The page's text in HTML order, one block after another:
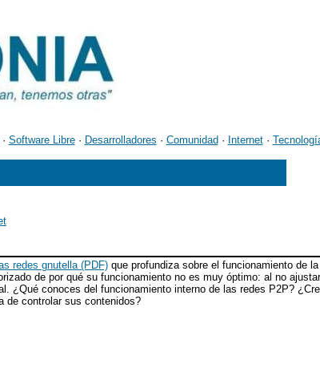
Software Libre· Desarrolladores · Comunidad · Internet·
redes gnutella (PDF) que profundiza sobre el funcionamiento de
de por qué su funcionamiento no es muy óptimo: al no
¿Qué conoces del funcionamiento interno de las redes P2P?
de controlar sus contenidos?